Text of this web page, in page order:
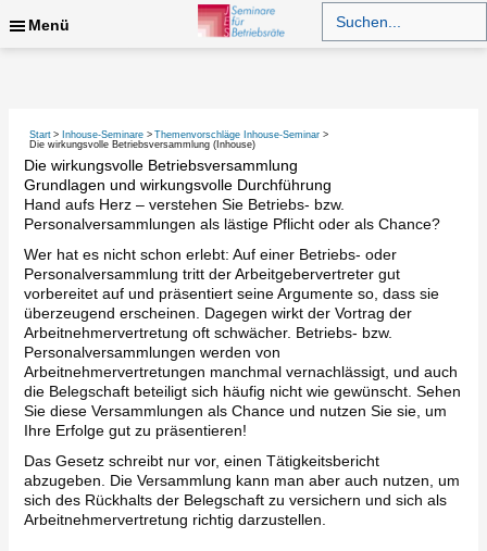
InhaltMenü
Search
for:
Start Inhouse-Seminare
Themenvorschläge Inhouse-Seminar
Die wirkungsvolle Betriebsversammlung (Inhouse)
Die wirkungsvolle Betriebsversammlung
Grundlagen und wirkungsvolle Durchführung
Hand aufs Herz – verstehen Sie Betriebs- bzw.
Personalversammlungen als lästige Pflicht oder als Chance?
Wer hat es nicht schon erlebt: Auf einer Betriebs- oder
Personalversammlung tritt der Arbeitgebervertreter gut
vorbereitet auf und präsentiert seine Argumente so, dass sie
überzeugend erscheinen. Dagegen wirkt der Vortrag der
Arbeitnehmervertretung oft schwächer. Betriebs- bzw.
Personalversammlungen werden von
Arbeitnehmervertretungen manchmal vernachlässigt, und auch
die Belegschaft beteiligt sich häufig nicht wie gewünscht. Sehen
Sie diese Versammlungen als Chance und nutzen Sie sie, um
Ihre Erfolge gut zu präsentieren!
Das Gesetz schreibt nur vor, einen Tätigkeitsbericht
abzugeben. Die Versammlung kann man aber auch nutzen, um
sich des Rückhalts der Belegschaft zu versichern und sich als
Arbeitnehmervertretung richtig darzustellen.